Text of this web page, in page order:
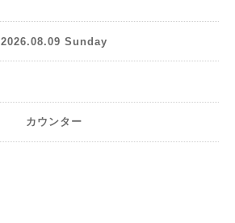
2026.08.09 Sunday
カウンター